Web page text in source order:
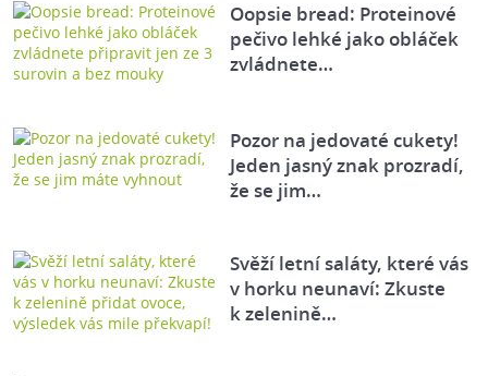
Oopsie bread: Proteinové
pečivo lehké jako obláček
zvládnete…
Pozor na jedovaté cukety!
Jeden jasný znak prozradí,
že se jim…
Svěží letní saláty, které vás
v horku neunaví: Zkuste
k zelenině…